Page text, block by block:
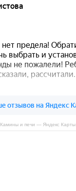
Камины и печи — Яндекс Карты